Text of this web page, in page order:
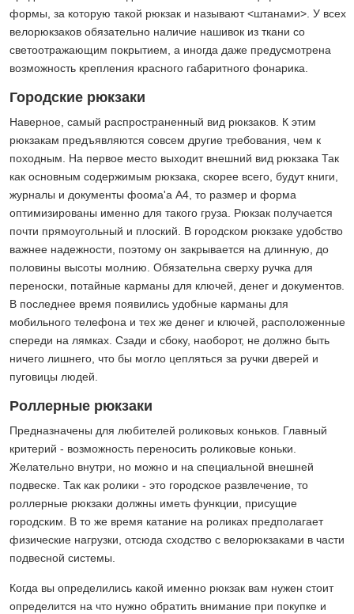
формы, за которую такой рюкзак и называют <штанами>. У всех
велорюкзаков обязательно наличие нашивок из ткани со
светоотражающим покрытием, а иногда даже предусмотрена
возможность крепления красного габаритного фонарика.
Городские рюкзаки
Наверное, самый распространенный вид рюкзаков. К этим
рюкзакам предъявляются совсем другие требования, чем к
походным. На первое место выходит внешний вид рюкзака Так
как основным содержимым рюкзака, скорее всего, будут книги,
журналы и документы фоома'а А4, то размер и форма
оптимизированы именно для такого груза. Рюкзак получается
почти прямоугольный и плоский. В городском рюкзаке удобство
важнее надежности, поэтому он закрывается на длинную, до
половины высоты молнию. Обязательна сверху ручка для
переноски, потайные карманы для ключей, денег и документов.
В последнее время появились удобные карманы для
мобильного телефона и тех же денег и ключей, расположенные
спереди на лямках. Сзади и сбоку, наоборот, не должно быть
ничего лишнего, что бы могло цепляться за ручки дверей и
пуговицы людей.
Роллерные рюкзаки
Предназначены для любителей роликовых коньков. Главный
критерий - возможность переносить роликовые коньки.
Желательно внутри, но можно и на специальной внешней
подвеске. Так как ролики - это городское развлечение, то
роллерные рюкзаки должны иметь функции, присущие
городским. В то же время катание на роликах предполагает
физические нагрузки, отсюда сходство с велорюкзаками в части
подвесной системы.
Когда вы определились какой именно рюкзак вам нужен стоит
определится на что нужно обратить внимание при покупке и